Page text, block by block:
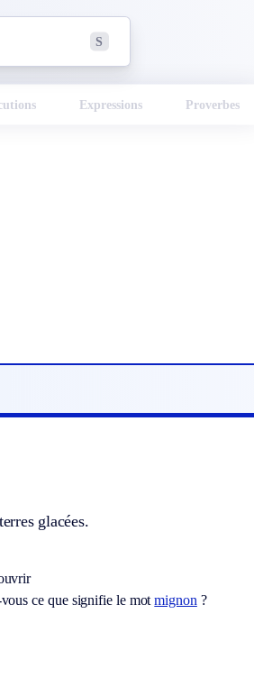
S
Expressions Proverbes
glacées.
vous ce que signifie le motmignon ?